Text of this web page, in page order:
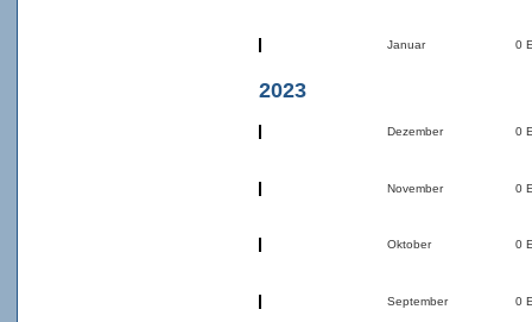
Januar 0
2023
Dezember 0
November 0
Oktober 0
September 0